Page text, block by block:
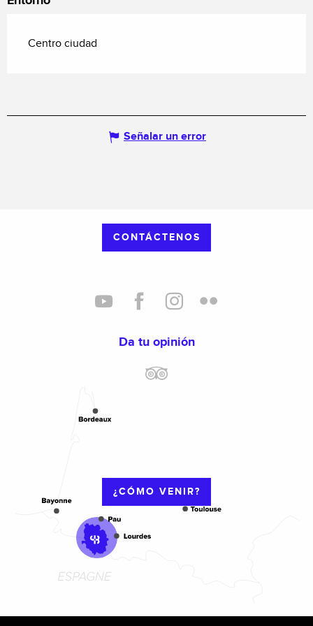
Centro ciudad
Señalar un error
CONTÁCTENOS
Da tu opinión
¿CÓMO VENIR?